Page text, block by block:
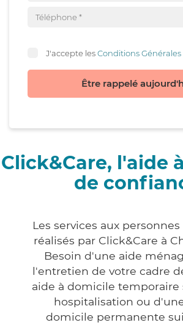
J'accepte lesConditions
Être rappelé
Click&Care, l'aide
de
Les services aux
réalisés par Click&Care à
Besoin d'une aide
l'entretien de votre cadre
aide à domicile temporaire
hospitalisation ou
domicile permanente